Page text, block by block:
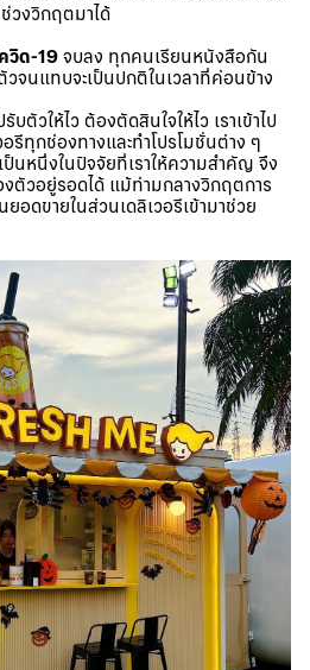
วงวิกฤตมาได้
วิด-19 จบลง ทุกคนเรียนหนังสือกัน
จนแทบจะเป็นปกติในเวลาที่ค่อนข้าง
ตัวให้ไว ต้องตัดสินใจให้ไว เราเข้าไป
อรีทุกช่องทางและทำโปรโมชั่นต่าง ๆ
นหนึ่งในปัจจัยที่เราให้ความสำคัญ จึง
งตัวอยู่รอดได้ แม้ท่ามกลางวิกฤตการ
อดขายในส่วนเดลิเวอรีเข้ามาช่วย